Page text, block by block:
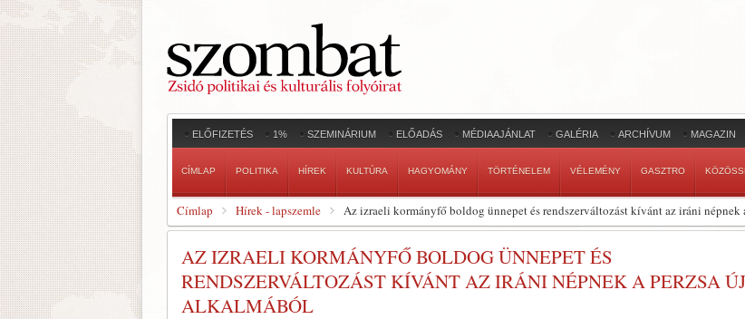
ELŐFIZETÉS 1% SZEMINÁRIUM ELŐADÁS MÉDIAAJÁNLAT GALÉRIA ARCHÍVUM MAGAZIN
CÍMLAP POLITIKA HÍREK KULTÚRA HAGYOMÁNY TÖRTÉNELEM VÉLEMÉNY GASZTRO
Címlap Hírek - lapszemle Az izraeli kormányfő boldog ünnepet és rendszerváltozást kívánt az iráni népnek
AZ IZRAELI KORMÁNYFŐ BOLDOG ÜNNEPET ÉS
RENDSZERVÁLTOZÁST KÍVÁNT AZ IRÁNI NÉPNEK A PERZSA
ALKALMÁBÓL